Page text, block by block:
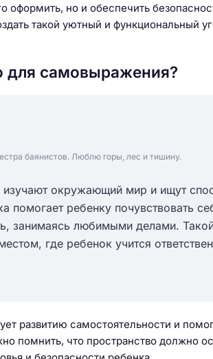
оформить, но и обеспечить
такой уютный и функциональный
для самовыражения?
баянистов. Люблю горы, лес и тишину.
изучают окружающий мир и ищут
помогает ребенку почувствовать
занимаясь любимыми делами.
где ребенок учится
развитию самостоятельности и
помнить, что пространство должно